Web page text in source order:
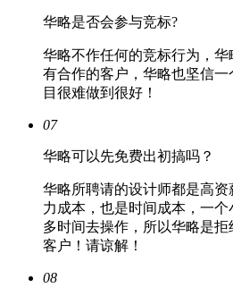
华略是否会参与竞标?
华略不作任何的竞标行为，
有合作的客户，华略也坚信
目很难做到很好！
07
华略可以先免费出初搞吗？
华略所聘请的设计师都是高资
力成本，也是时间成本，一
多时间去操作，所以华略是
客户！请谅解！
08